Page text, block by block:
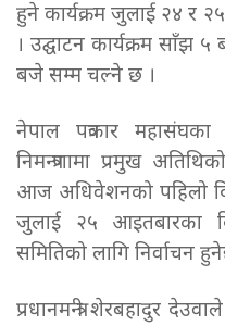
हुने कार्यक्रम जुलाई २४ र
। उद्घाटन कार्यक्रम साँझ
बजे सम्म चल्ने छ ।
नेपाल पत्रकार
निमन्त्रणामा प्रमुख
आज अधिवेशनको पहिलो
जुलाई २५ आइतबारका
समितिको लागि निर्वाचन
प्रधानमन्त्री शेरबहादुर